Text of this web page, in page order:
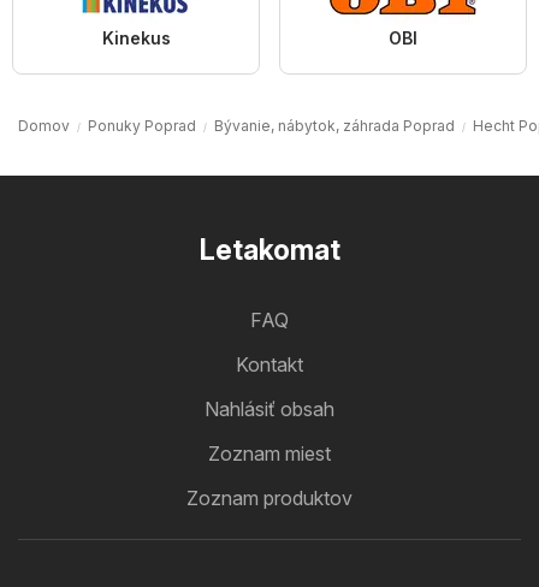
Kinekus OBI
Domov Ponuky Poprad Bývanie, nábytok, záhrada Poprad Hecht
Letakomat
FAQ
Kontakt
Nahlásiť obsah
Zoznam miest
Zoznam produktov